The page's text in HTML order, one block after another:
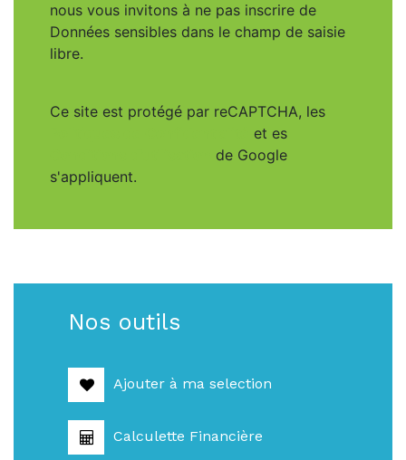
nous vous invitons à ne pas inscrire de
Données sensibles dans le champ de saisie
libre.
Ce site est protégé par reCAPTCHA, les
et es
de Google
s'appliquent.
Nos outils
Ajouter à ma selection
Calculette Financière